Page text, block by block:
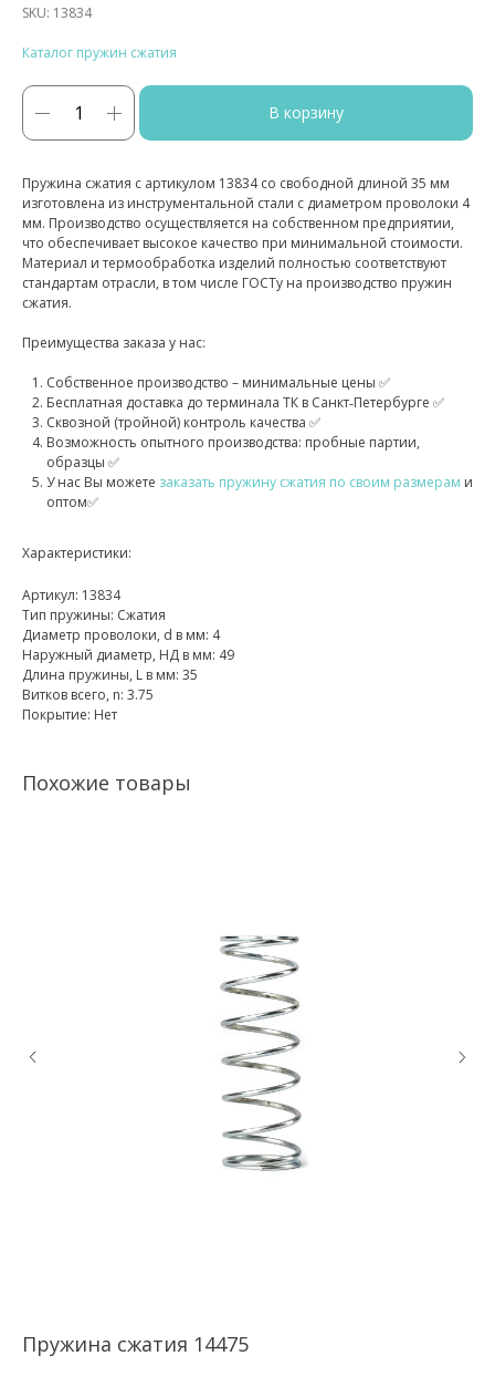
SKU: 13834
Каталог пружин сжатия
В корзину
Пружина сжатия с артикулом 13834 со свободной длиной 35 мм
изготовлена из инструментальной стали с диаметром проволоки 4
мм. Производство осуществляется на собственном предприятии,
что обеспечивает высокое качество при минимальной стоимости.
Материал и термообработка изделий полностью соответствуют
стандартам отрасли, в том числе ГОСТу на производство пружин
сжатия.
Преимущества заказа у нас:
Собственное производство – минимальные цены ✅
Бесплатная доставка до терминала ТК в Санкт‑Петербурге ✅
Сквозной (тройной) контроль качества ✅
Возможность опытного производства: пробные партии,
образцы ✅
У нас Вы можете заказать пружину сжатия по своим размерам и
оптом✅
Характеристики:
Артикул: 13834
Тип пружины: Сжатия
Диаметр проволоки, d в мм: 4
Наружный диаметр, НД в мм: 49
Длина пружины, L в мм: 35
Витков всего, n: 3.75
Покрытие: Нет
Похожие товары
Пружина сжатия 14475